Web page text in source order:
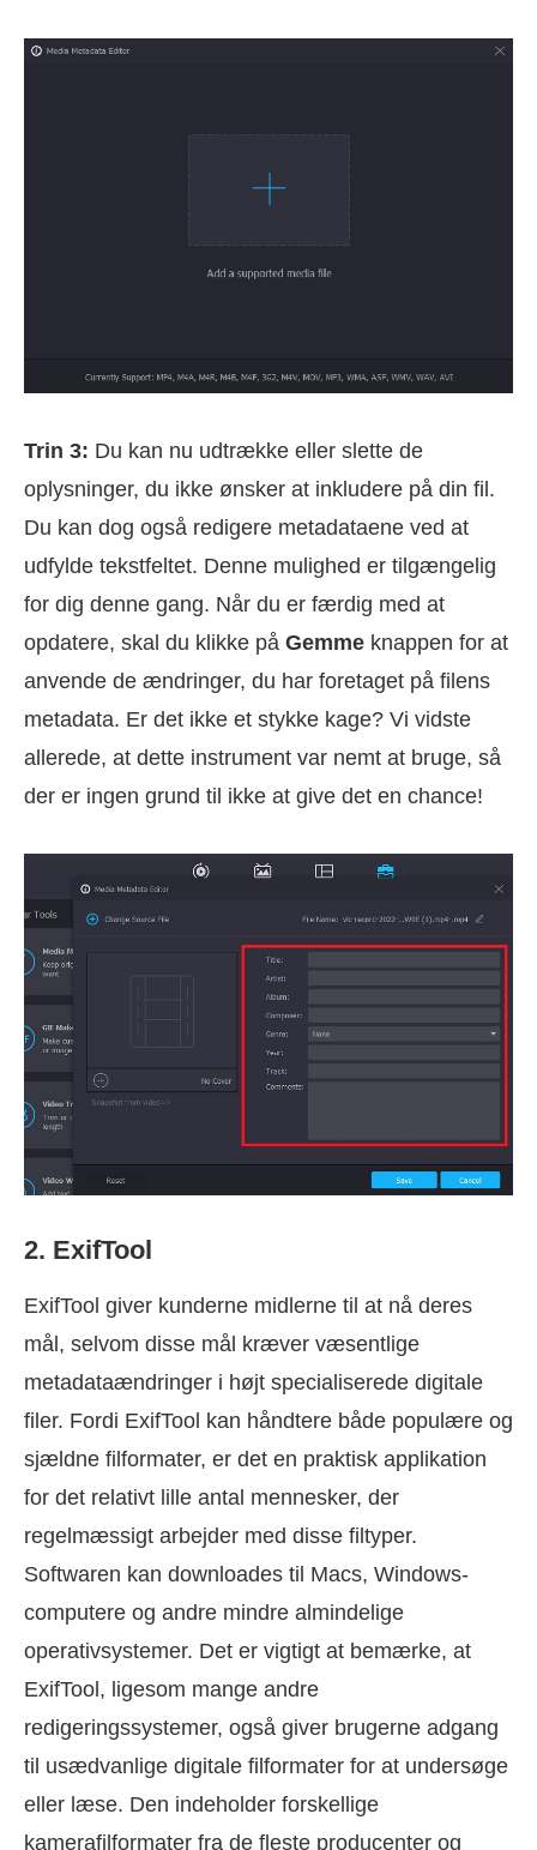
Trin 3: Du kan nu udtrække eller slette de
oplysninger, du ikke ønsker at inkludere på din fil.
Du kan dog også redigere metadataene ved at
udfylde tekstfeltet. Denne mulighed er tilgængelig
for dig denne gang. Når du er færdig med at
opdatere, skal du klikke på Gemme knappen for at
anvende de ændringer, du har foretaget på filens
metadata. Er det ikke et stykke kage? Vi vidste
allerede, at dette instrument var nemt at bruge, så
der er ingen grund til ikke at give det en chance!
2. ExifTool
ExifTool giver kunderne midlerne til at nå deres
mål, selvom disse mål kræver væsentlige
metadataændringer i højt specialiserede digitale
filer. Fordi ExifTool kan håndtere både populære og
sjældne filformater, er det en praktisk applikation
for det relativt lille antal mennesker, der
regelmæssigt arbejder med disse filtyper.
Softwaren kan downloades til Macs, Windows-
computere og andre mindre almindelige
operativsystemer. Det er vigtigt at bemærke, at
ExifTool, ligesom mange andre
redigeringssystemer, også giver brugerne adgang
til usædvanlige digitale filformater for at undersøge
eller læse. Den indeholder forskellige
kamerafilformater fra de fleste producenter og